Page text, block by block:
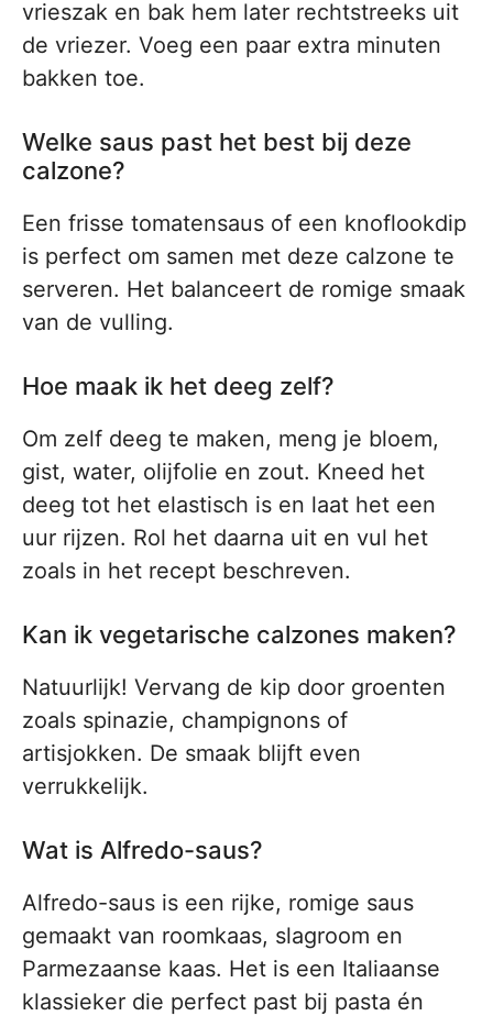
vrieszak en bak hem later rechtstreeks uit
de vriezer. Voeg een paar extra minuten
bakken toe.
Welke saus past het best bij deze
calzone?
Een frisse tomatensaus of een knoflookdip
is perfect om samen met deze calzone te
serveren. Het balanceert de romige smaak
van de vulling.
Hoe maak ik het deeg zelf?
Om zelf deeg te maken, meng je bloem,
gist, water, olijfolie en zout. Kneed het
deeg tot het elastisch is en laat het een
uur rijzen. Rol het daarna uit en vul het
zoals in het recept beschreven.
Kan ik vegetarische calzones maken?
Natuurlijk! Vervang de kip door groenten
zoals spinazie, champignons of
artisjokken. De smaak blijft even
verrukkelijk.
Wat is Alfredo-saus?
Alfredo-saus is een rijke, romige saus
gemaakt van roomkaas, slagroom en
Parmezaanse kaas. Het is een Italiaanse
klassieker die perfect past bij pasta én